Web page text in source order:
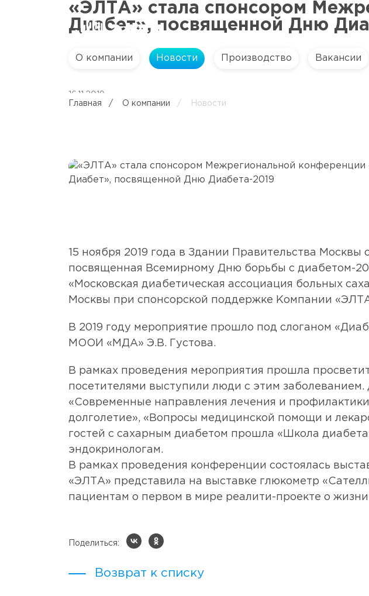
Главная / О компании / Новости
«ЭЛТА» стала спонсором
Диабет», посвященной Дню
О компании Новости Производство Вакансии
16.11.2019
15 ноября 2019 года в Здании Правительства
посвященная Всемирному Дню борьбы с диабетом-
«Московская диабетическая ассоциация больных
Москвы при спонсорской поддержке Компании
В 2019 году мероприятие прошло под слоганом
МООИ «МДА» Э.В. Густова.
В рамках проведения мероприятия прошла
посетителями выступили люди с этим
«Современные направления лечения и
долголетие», «Вопросы медицинской помощи и
гостей с сахарным диабетом прошла «Школа
эндокринологам.
В рамках проведения конференции состоялась
«ЭЛТА» представила на выставке глюкометр
пациентам о первом в мире реалити-проекте о
Поделиться:
Возврат к списку